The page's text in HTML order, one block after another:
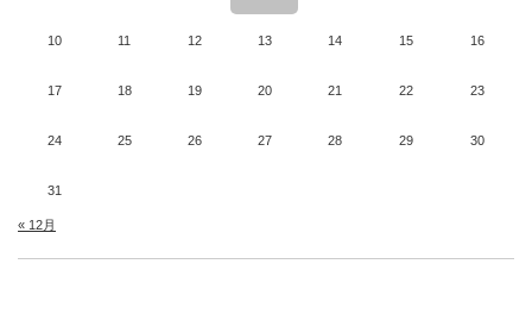
10 11 12 13 14 15 16
17 18 19 20 21 22 23
24 25 26 27 28 29 30
31
« 12月